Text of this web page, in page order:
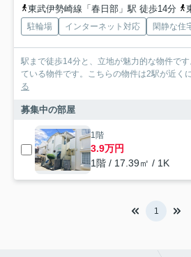
東武伊勢崎線「春日部」駅 徒歩14分
駐輪場 インターネット対応 閑静な住
駅まで徒歩14分と、立地が魅力的な物件で
ている物件です。こちらの物件は2駅が近く
る
募集中の部屋
1階
3.9万円
1階 / 17.39㎡ / 1K
1